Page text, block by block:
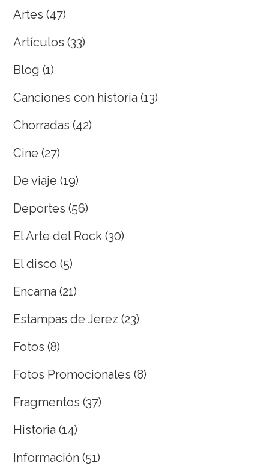
Artes (47)
Artículos (33)
Blog (1)
Canciones con historia (13)
Chorradas (42)
Cine (27)
De viaje (19)
Deportes (56)
El Arte del Rock (30)
El disco (5)
Encarna (21)
Estampas de Jerez (23)
Fotos (8)
Fotos Promocionales (8)
Fragmentos (37)
Historia (14)
Información (51)